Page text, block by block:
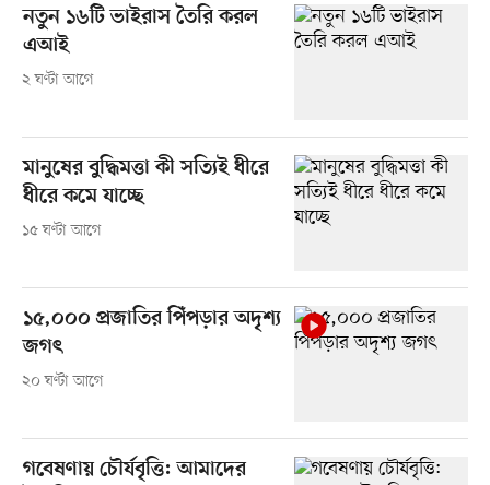
নতুন ১৬টি ভাইরাস তৈরি করল
এআই
২ ঘণ্টা আগে
মানুষের বুদ্ধিমত্তা কী সত্যিই ধীরে
ধীরে কমে যাচ্ছে
১৫ ঘণ্টা আগে
১৫,০০০ প্রজাতির পিঁপড়ার অদৃশ্য
জগৎ
২০ ঘণ্টা আগে
গবেষণায় চৌর্যবৃত্তি: আমাদের